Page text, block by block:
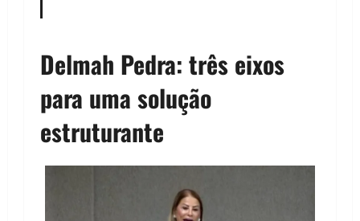
Delmah Pedra: três eixos
para uma solução
estruturante